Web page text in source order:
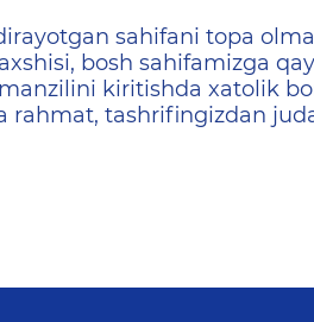
не
sahifani topa
bosh sahifamizga
kiritishda xatolik
rahmat, tashrifingizdan